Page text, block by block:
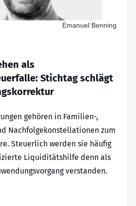
Emanuel Benning
als
Stichtag schlägt
gehören in Familien-,
Nachfolgekonstellationen zum
Steuerlich werden sie häufig
Liquiditätshilfe denn als
verstanden.